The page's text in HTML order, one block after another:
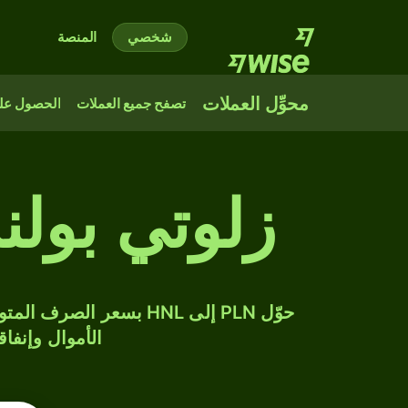
شخصي المنصة
محوِّل العملات تصفح جميع العملات الحصول
زلوتي
الأموال